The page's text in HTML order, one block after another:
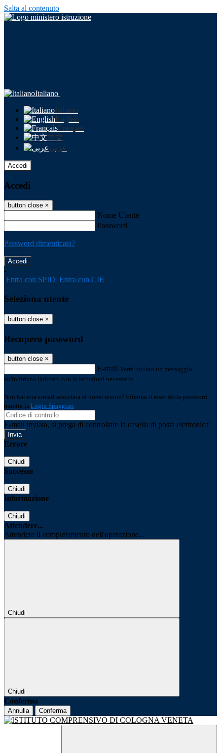
Salta al contenuto
Italiano
Italiano
English
Français
中文
عربى
Accedi
Accedi
button close ×
Nome Utente
Password
Password dimenticata?
-
Entra con SPID Entra con CIE
Seleziona utente
button close ×
Recupero password
button close ×
E-mail Verrà inviato un messaggio
all'indirizzo indicato con le istruzioni necessarie.
Non hai una e-mail associata al nome utente? Effettua il reset della password
tramite la Login Spaggiari
E-mail inviata, si prega di controllare la casella di posta elettronica!
Errore
Chiudi
Successo
Chiudi
Informazione
Chiudi
Attendere...
Attendere il completamento dell'operazione...
Chiudi
Chiudi
Conferma
Annulla Conferma